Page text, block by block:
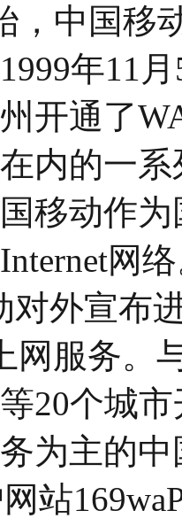
，中国移
年11
开通了
内的一
移动作
网
对外宣布
网服务。
20个城
为主的
站